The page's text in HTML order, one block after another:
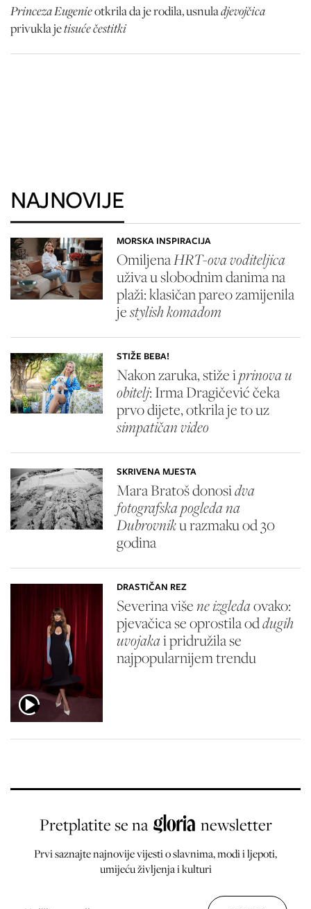
Princeza Eugenieotkrila da je rodila, usnuladjevojčica
privukla jetisuće čestitki
NAJNOVIJE
MORSKA INSPIRACIJA
OmiljenaHRT-ova voditeljica
uživa u slobodnim danima na
plaži: klasičan pareo zamijenila
jestylish komadom
STIŽE BEBA!
Nakon zaruka, stiže iprinova u
obitelj: Irma Dragičević čeka
prvo dijete, otkrila je to uz
simpatičan video
SKRIVENA MJESTA
Mara Bratoš donosidva
fotografska pogleda na
Dubrovniku razmaku od 30
godina
DRASTIČAN REZ
Severina višene izgledaovako:
pjevačica se oprostila oddugih
uvojakai pridružila se
najpopularnijem trendu
Pretplatite se na newsletter
Prvi saznajte najnovije vijesti o slavnima, modi i ljepoti,
umijeću življenja i kulturi